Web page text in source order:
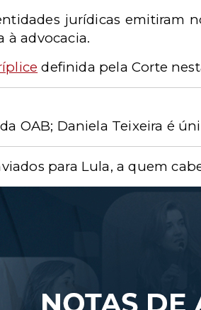
jurídicas emitiram
à advocacia.
definida pela Corte
OAB; Daniela Teixeira é
para Lula, a quem